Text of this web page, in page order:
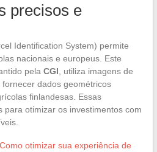
precisos e
Identification System) permite
nacionais e europeus. Este
pela CGI , utiliza imagens de
fornecer dados geométricos
finlandesas. Essas
para otimizar os investimentos com
Como otimizar sua experiência de